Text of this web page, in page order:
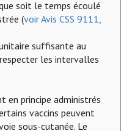
soit le temps écoulé
(voir Avis CSS 9111,
suffisante au
les intervalles
en principe administrés
vaccins peuvent
sous-cutanée. Le